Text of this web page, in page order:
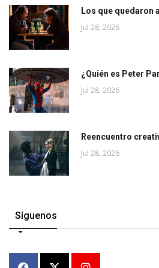
Los que quedaron
Jul 28, 2026
¿Quién es Peter
Jul 28, 2026
Reencuentro
Jul 28, 2026
Síguenos